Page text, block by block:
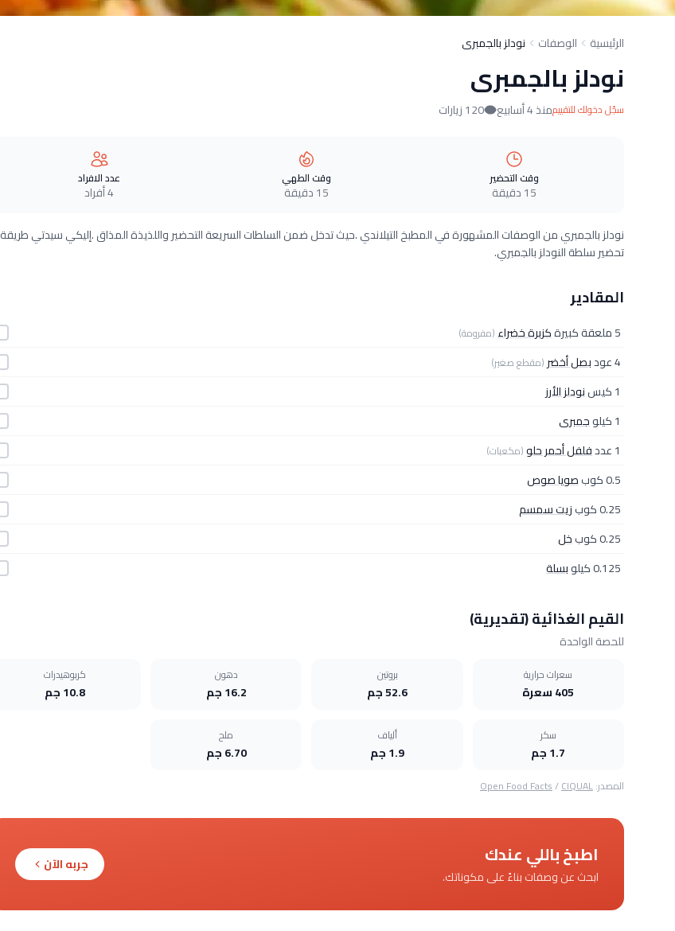
الرئيسية الوصفات نودلز بالجمبرى
نودلز بالجمبرى
سجّل دخولك للتقييممنذ 4 أسابيع 120 زيارات
وقت التحضير
15 دقيقة
وقت الطهي
15 دقيقة
عدد الافراد
4 أفراد
نودلز بالجمبري من الوصفات المشهورة في المطبخ التيلاندي .حيث تدخل ضمن السلطات السريعة التحضير واللذيذة المذاق .إليكي سيدتي طريقة
تحضير سلطة النودلز بالجمبري.
المقادير
5 ملعقة كبيرة كزبرة خضراء(مفرومة)
4 عود بصل أخضر (مقطع صغير)
1 كيس
نودلز الأرز
1 كيلو
جمبرى
1 عدد
فلفل أحمر حلو(مكعبات)
0.5 كوب
صويا صوص
0.25 كوب
زيت سمسم
0.25 كوب
خل
0.125 كيلو
بسلة
القيم الغذائية (تقديرية)
للحصة الواحدة
سعرات حرارية
405 سعرة
بروتين
52.6 جم
دهون
16.2 جم
كربوهيدرات
10.8 جم
سكر
1.7 جم
ألياف
1.9 جم
ملح
6.70 جم
المصدر: Open Food Facts/CIQUAL
اطبخ باللي عندك
ابحث عن وصفات بناءً على مكوناتك.
جربه الآن